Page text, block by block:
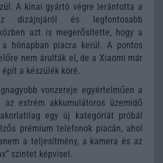
A kínai gyártó végre lerántotta a
dizájnjáról és legfontosabb
azt is megerősítette, hogy a
hónapban piacra kerül. A pontos
nem árulták el, de a Xiaomi már
a készülék köré.
vonzereje egyértelműen a
extrém akkumulátoros üzemidő
egy új kategóriát próbál
prémium telefonok piacán, ahol
a teljesítmény, a kamera és az
szintet képvisel.